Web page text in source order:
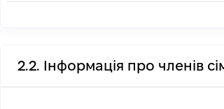
2.2. Інформація про членів